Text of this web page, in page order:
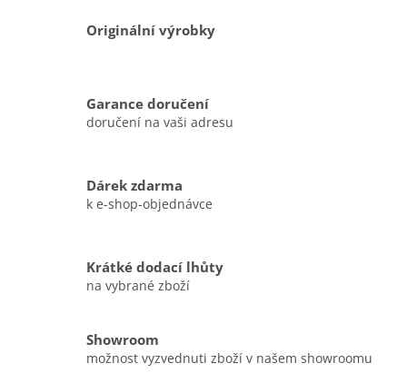
p
r
y
v
ý
u
Originální výrobky
Garance doručení
doručení na vaši adresu
Dárek zdarma
k e-shop-objednávce
Krátké dodací lhůty
na vybrané zboží
Showroom
možnost vyzvednuti zboží v našem showroomu